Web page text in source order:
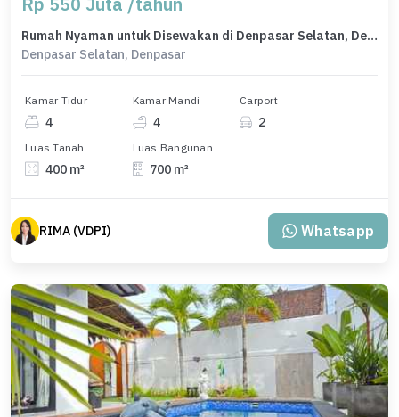
Rumah Nyaman untuk Disewakan di Denpasar Selatan, Denpasar, Harga 550 Juta /tahun
Denpasar Selatan, Denpasar
Kamar Tidur
4
Kamar Mandi
4
Carport
2
Luas Tanah
400 m²
Luas Bangunan
700 m²
RIMA (VDPI) Whatsapp